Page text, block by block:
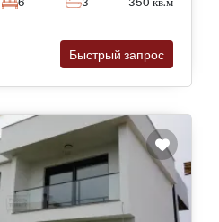
Быстрый запрос